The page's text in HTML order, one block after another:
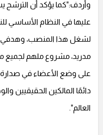
وأردف:"كما يؤكد أن
عليها في النظام الأساسي
لشغل هذا المنصب، وهدفي
مدريد، مشروع ملهم لجميع
على وضع الأعضاء في
دائمًا المالكين الحقيقيين
العالم".